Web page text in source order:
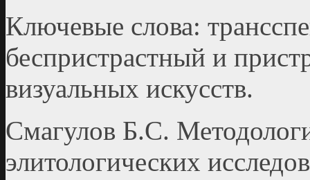
Ключевые слова:
беспристрастный и
визуальных искусcтв.
Смагулов Б.С.
элитологических